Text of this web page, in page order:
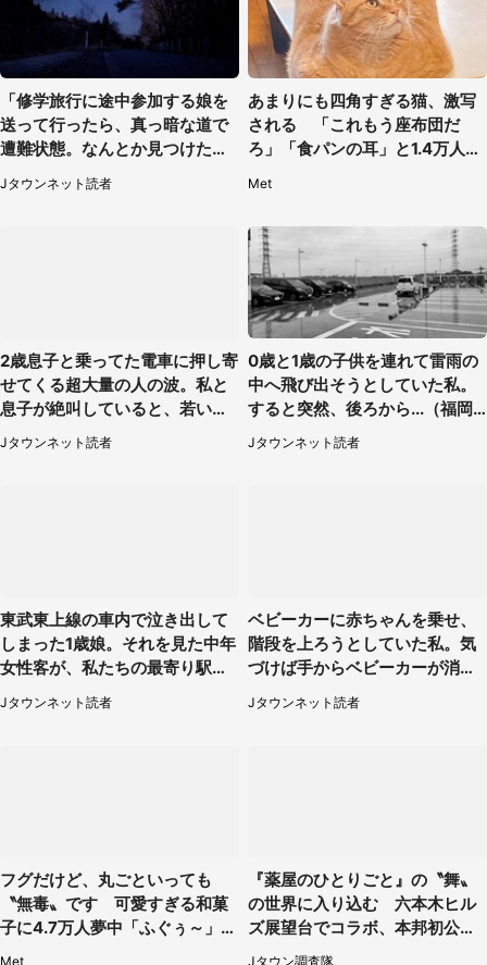
「修学旅行に途中参加する娘を
送って行ったら、真っ暗な道で
遭難状態。なんとか見つけた民
家に助けを求めると、住人の男
性が...」
Jタウンネット読者
あまりにも四角すぎる猫、激写
される 「これもう座布団だ
ろ」「食パンの耳」と1.4万人困
Met
2歳息子と乗ってた電車に押し寄
せてくる超大量の人の波。私と
息子が絶叫していると、若いカ
ップルの乗客が...（東京都・60
代女性）
Jタウンネット読者
0歳と1歳の子供を連れて雷雨の
中へ飛び出そうとしていた私。
すると突然、後ろから...（福岡
県・30代女性）
Jタウンネット読者
東武東上線の車内で泣き出して
しまった1歳娘。それを見た中年
女性客が、私たちの最寄り駅ま
でずっと（埼玉県・30代女性）
Jタウンネット読者
ベビーカーに赤ちゃんを乗せ、
階段を上ろうとしていた私。気
づけば手からベビーカーが消え
ていて（神奈川県・60代女性）
Jタウンネット読者
フグだけど、丸ごといっても
〝無毒〟です 可愛すぎる和菓
子に4.7万人夢中「ふぐぅ～」
Met
『薬屋のひとりごと』の〝舞〟
の世界に入り込む 六本木ヒル
ズ展望台でコラボ、本邦初公開
の「猫猫像」も【8／1～10／2
Jタウン調査隊